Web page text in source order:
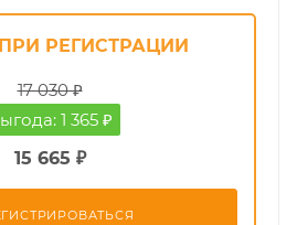
РЕГИСТРАЦИИ
17 030 ₽
1 365 ₽
15 665 ₽